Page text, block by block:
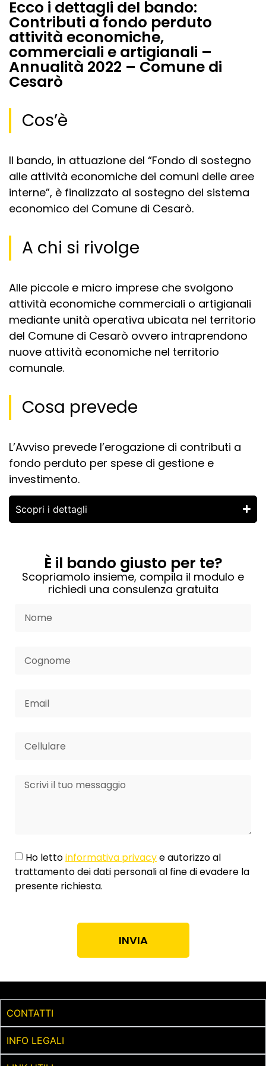
Ecco i dettagli del bando:
Contributi a fondo perduto
attività economiche,
commerciali e artigianali –
Annualità 2022 – Comune di
Cesarò
Cos’è
Il bando, in attuazione del “Fondo di sostegno
alle attività economiche dei comuni delle aree
interne”, è finalizzato al sostegno del sistema
economico del Comune di Cesarò.
A chi si rivolge
Alle piccole e micro imprese che svolgono
attività economiche commerciali o artigianali
mediante unità operativa ubicata nel territorio
del Comune di Cesarò ovvero intraprendono
nuove attività economiche nel territorio
comunale.
Cosa prevede
L’Avviso prevede l’erogazione di contributi a
fondo perduto per spese di gestione e
investimento.
Scopri i dettagli
È il bando giusto per te?
Scopriamolo insieme, compila il modulo e
richiedi una consulenza gratuita
Ho lettoinformativa privacye autorizzo al
trattamento dei dati personali al fine di evadere la
presente richiesta.
INVIA
CONTATTI
INFO LEGALI